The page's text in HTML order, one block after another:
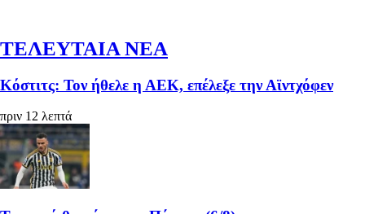
ΤΕΛΕΥΤΑΙΑ ΝΕΑ
Κόστιτς: Τον ήθελε η ΑΕΚ, επέλεξε την Αϊντχόφεν
πριν 12 λεπτά